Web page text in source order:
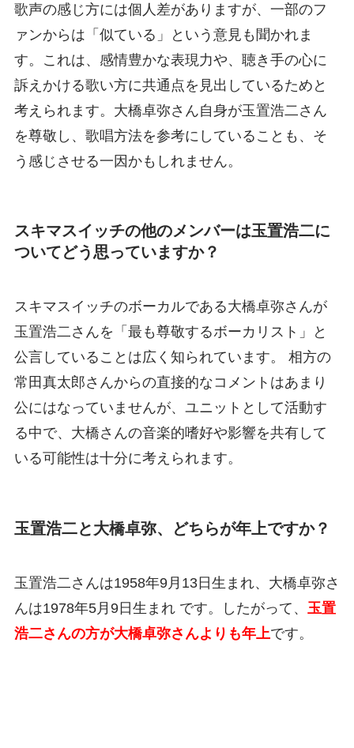
歌声の感じ方には個人差がありますが、一部のフ
ァンからは「似ている」という意見も聞かれま
す。これは、感情豊かな表現力や、聴き手の心に
訴えかける歌い方に共通点を見出しているためと
考えられます。大橋卓弥さん自身が玉置浩二さん
を尊敬し、歌唱方法を参考にしていることも、そ
う感じさせる一因かもしれません。
スキマスイッチの他のメンバーは玉置浩二に
ついてどう思っていますか？
スキマスイッチのボーカルである大橋卓弥さんが
玉置浩二さんを「最も尊敬するボーカリスト」と
公言していることは広く知られています。 相方の
常田真太郎さんからの直接的なコメントはあまり
公にはなっていませんが、ユニットとして活動す
る中で、大橋さんの音楽的嗜好や影響を共有して
いる可能性は十分に考えられます。
玉置浩二と大橋卓弥、どちらが年上ですか？
玉置浩二さんは1958年9月13日生まれ、大橋卓弥さ
んは1978年5月9日生まれ です。したがって、 玉置
浩二さんの方が大橋卓弥さんよりも年上です。